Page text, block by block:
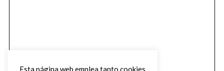
Esta página web emplea tanto cookies